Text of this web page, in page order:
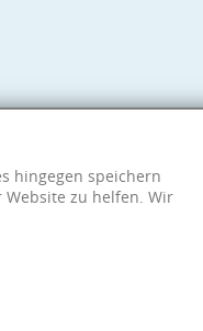
hingegen speichern
zu helfen. Wir